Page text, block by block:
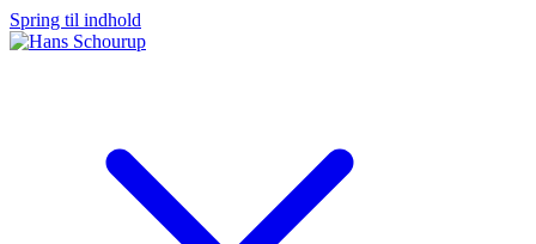
Spring til indhold